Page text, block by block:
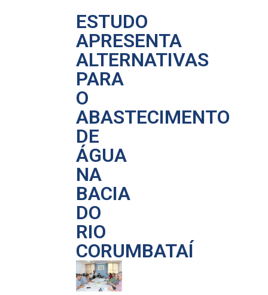
ESTUDO
APRESENTA
ALTERNATIVAS
PARA
O
ABASTECIMENTO
DE
ÁGUA
NA
BACIA
DO
RIO
CORUMBATAÍ